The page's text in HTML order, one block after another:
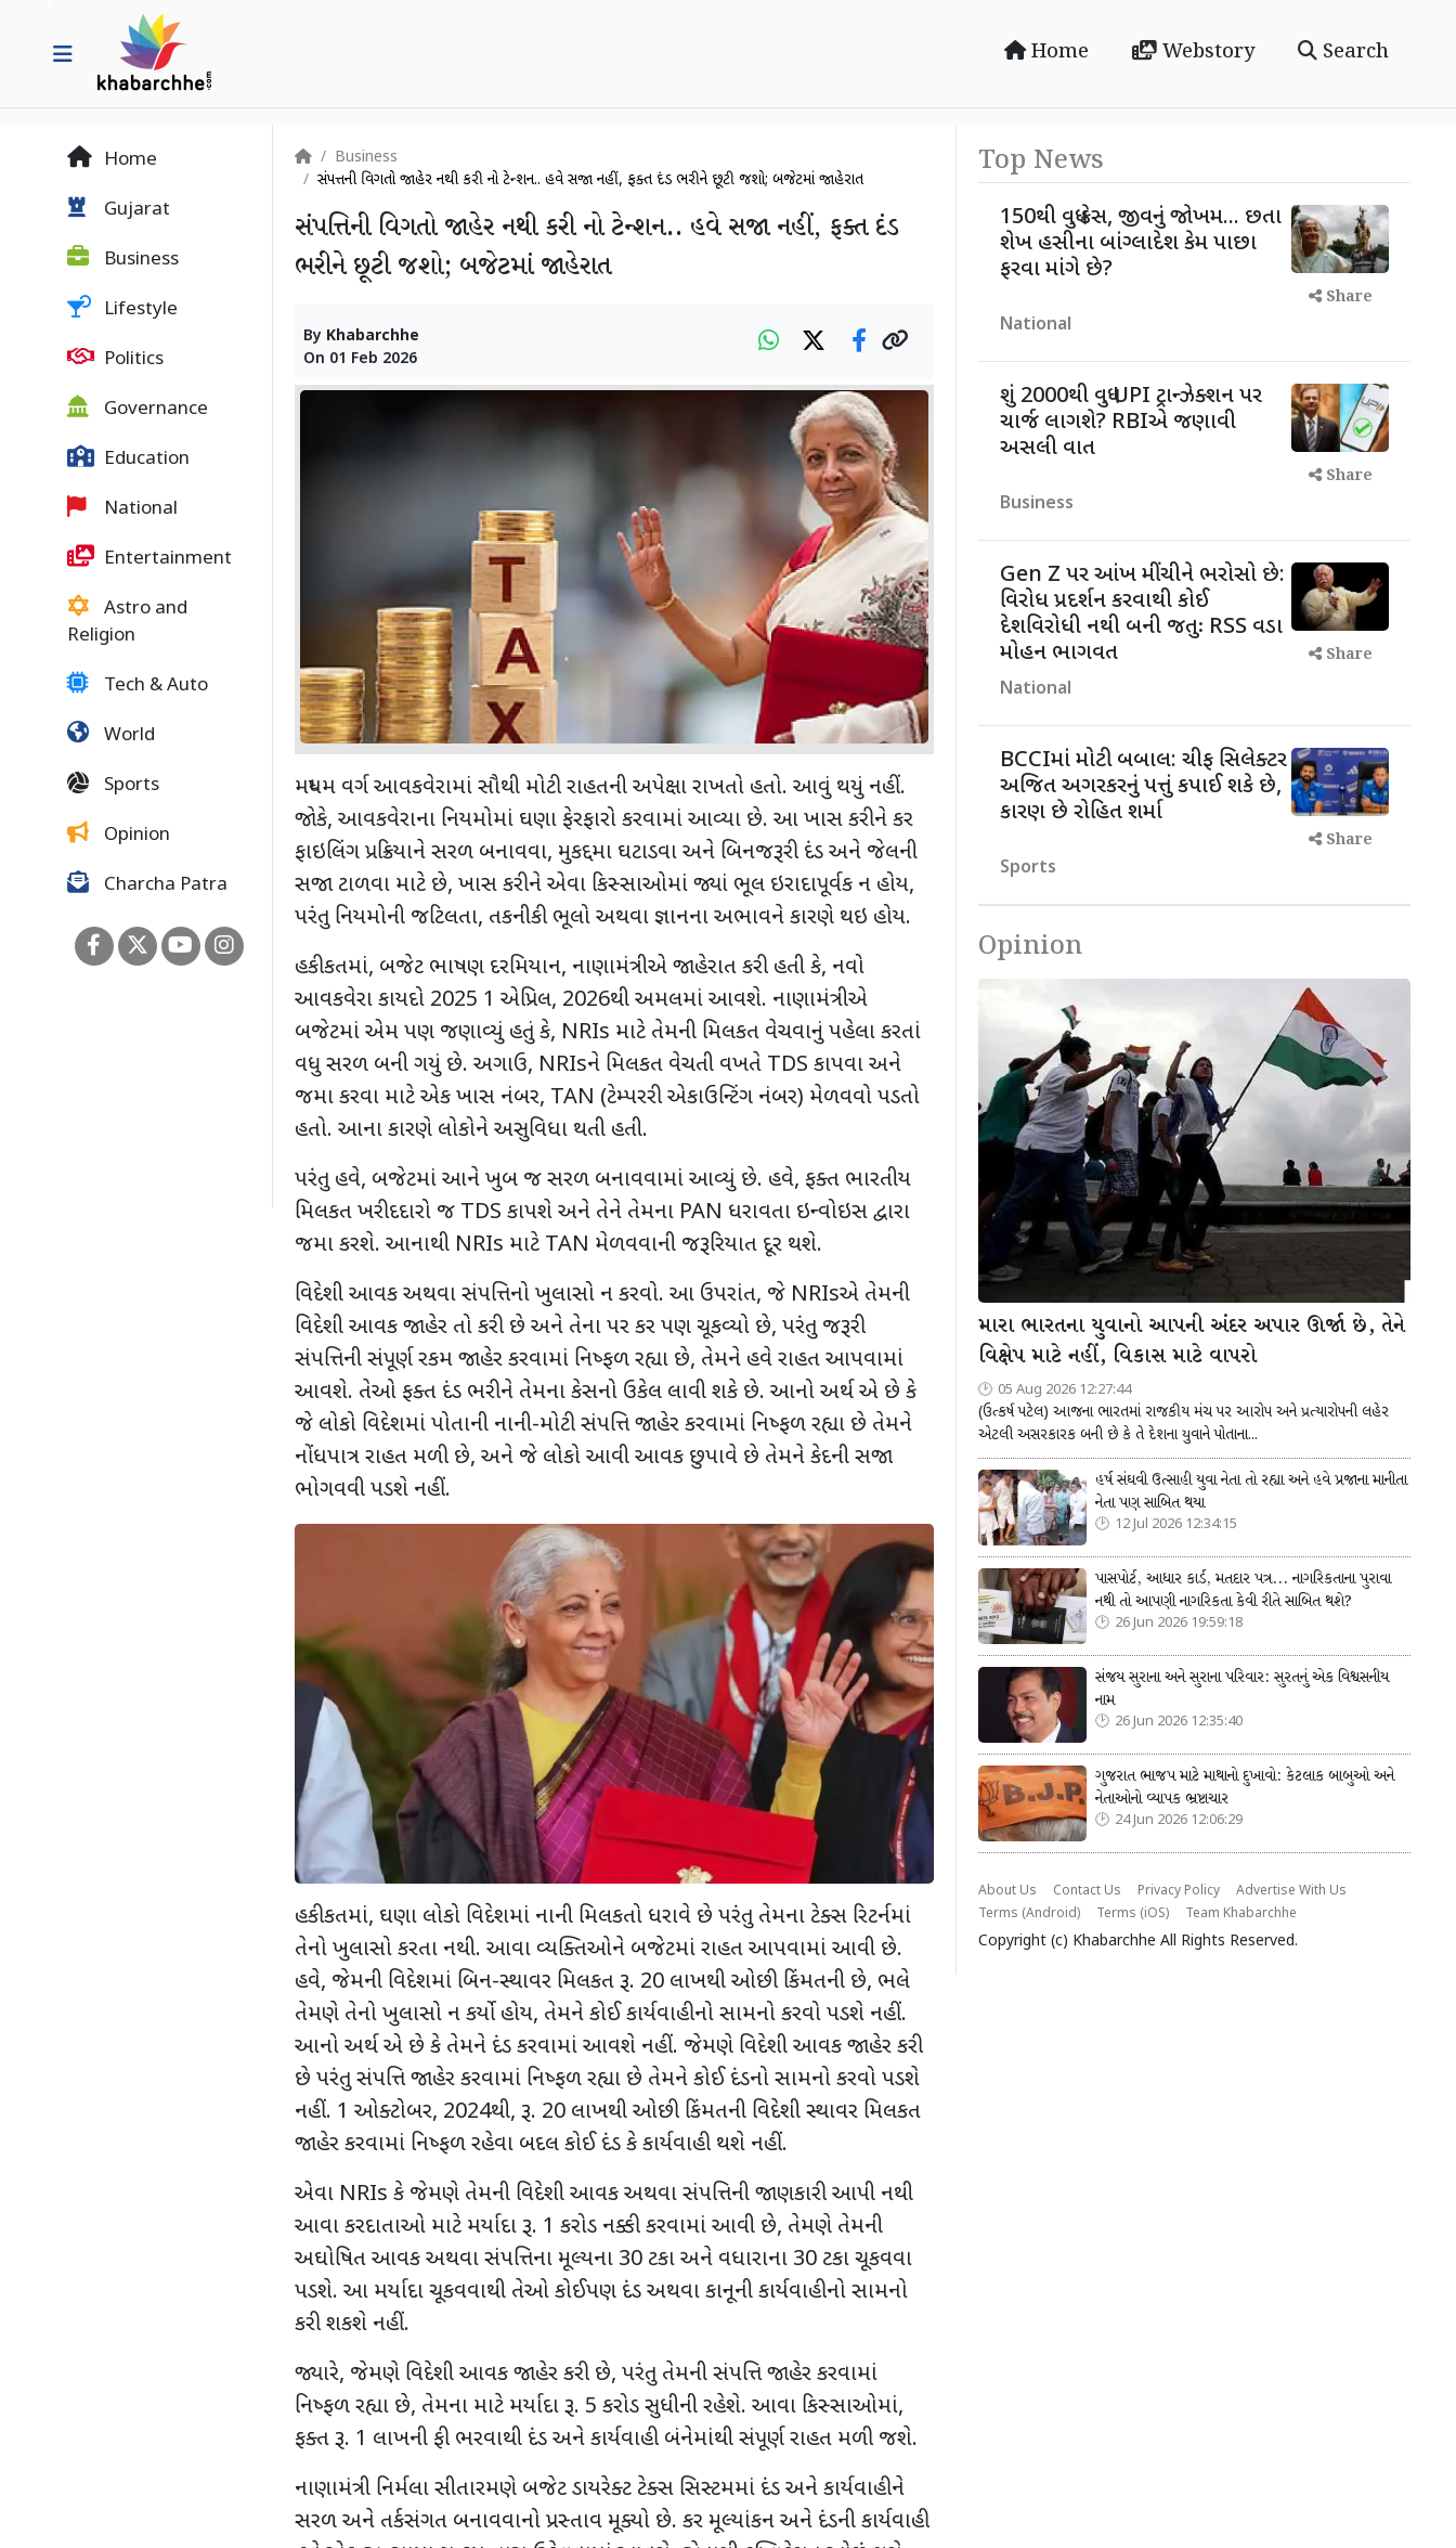
Home Webstory Search
Home
Gujarat
Business
Lifestyle
Politics
Governance
Education
National
Entertainment
Astro and
Religion
Tech & Auto
World
Sports
Opinion
Charcha Patra
Business
સંપત્તિની વિગતો જાહેર નથી કરી નો ટેન્શન.. હવે સજા નહીં, ફક્ત દંડ ભરીને છૂટી જશો; બજેટમાં જાહેરાત
સંપત્તિની વિગતો જાહેર નથી કરી નો ટેન્શન.. હવે સજા નહીં, ફક્ત દંડ
ભરીને છૂટી જશો; બજેટમાં જાહેરાત
By Khabarchhe
On 01 Feb 2026
મધ્યમ વર્ગ આવકવેરામાં સૌથી મોટી રાહતની અપેક્ષા રાખતો હતો. આવું થયું નહીં.
જોકે, આવકવેરાના નિયમોમાં ઘણા ફેરફારો કરવામાં આવ્યા છે. આ ખાસ કરીને કર
ફાઇલિંગ પ્રક્રિયાને સરળ બનાવવા, મુકદ્દમા ઘટાડવા અને બિનજરૂરી દંડ અને જેલની
સજા ટાળવા માટે છે, ખાસ કરીને એવા કિસ્સાઓમાં જ્યાં ભૂલ ઇરાદાપૂર્વક ન હોય,
પરંતુ નિયમોની જટિલતા, તકનીકી ભૂલો અથવા જ્ઞાનના અભાવને કારણે થઇ હોય.
હકીકતમાં, બજેટ ભાષણ દરમિયાન, નાણામંત્રીએ જાહેરાત કરી હતી કે, નવો
આવકવેરા કાયદો 2025 1 એપ્રિલ, 2026થી અમલમાં આવશે. નાણામંત્રીએ
બજેટમાં એમ પણ જણાવ્યું હતું કે, NRIs માટે તેમની મિલકત વેચવાનું પહેલા કરતાં
વધુ સરળ બની ગયું છે. અગાઉ, NRIsને મિલકત વેચતી વખતે TDS કાપવા અને
જમા કરવા માટે એક ખાસ નંબર, TAN (ટેમ્પરરી એકાઉન્ટિંગ નંબર) મેળવવો પડતો
હતો. આના કારણે લોકોને અસુવિધા થતી હતી.
પરંતુ હવે, બજેટમાં આને ખુબ જ સરળ બનાવવામાં આવ્યું છે. હવે, ફક્ત ભારતીય
મિલકત ખરીદદારો જ TDS કાપશે અને તેને તેમના PAN ધરાવતા ઇન્વોઇસ દ્વારા
જમા કરશે. આનાથી NRIs માટે TAN મેળવવાની જરૂરિયાત દૂર થશે.
વિદેશી આવક અથવા સંપત્તિનો ખુલાસો ન કરવો. આ ઉપરાંત, જે NRIsએ તેમની
વિદેશી આવક જાહેર તો કરી છે અને તેના પર કર પણ ચૂકવ્યો છે, પરંતુ જરૂરી
સંપત્તિની સંપૂર્ણ રકમ જાહેર કરવામાં નિષ્ફળ રહ્યા છે, તેમને હવે રાહત આપવામાં
આવશે. તેઓ ફક્ત દંડ ભરીને તેમના કેસનો ઉકેલ લાવી શકે છે. આનો અર્થ એ છે કે
જે લોકો વિદેશમાં પોતાની નાની-મોટી સંપત્તિ જાહેર કરવામાં નિષ્ફળ રહ્યા છે તેમને
નોંધપાત્ર રાહત મળી છે, અને જે લોકો આવી આવક છુપાવે છે તેમને કેદની સજા
ભોગવવી પડશે નહીં.
હકીકતમાં, ઘણા લોકો વિદેશમાં નાની મિલકતો ધરાવે છે પરંતુ તેમના ટેક્સ રિટર્નમાં
તેનો ખુલાસો કરતા નથી. આવા વ્યક્તિઓને બજેટમાં રાહત આપવામાં આવી છે.
હવે, જેમની વિદેશમાં બિન-સ્થાવર મિલકત રૂ. 20 લાખથી ઓછી કિંમતની છે, ભલે
તેમણે તેનો ખુલાસો ન કર્યો હોય, તેમને કોઈ કાર્યવાહીનો સામનો કરવો પડશે નહીં.
આનો અર્થ એ છે કે તેમને દંડ કરવામાં આવશે નહીં. જેમણે વિદેશી આવક જાહેર કરી
છે પરંતુ સંપત્તિ જાહેર કરવામાં નિષ્ફળ રહ્યા છે તેમને કોઈ દંડનો સામનો કરવો પડશે
નહીં. 1 ઓક્ટોબર, 2024થી, રૂ. 20 લાખથી ઓછી કિંમતની વિદેશી સ્થાવર મિલકત
જાહેર કરવામાં નિષ્ફળ રહેવા બદલ કોઈ દંડ કે કાર્યવાહી થશે નહીં.
એવા NRIs કે જેમણે તેમની વિદેશી આવક અથવા સંપત્તિની જાણકારી આપી નથી
આવા કરદાતાઓ માટે મર્યાદા રૂ. 1 કરોડ નક્કી કરવામાં આવી છે, તેમણે તેમની
અઘોષિત આવક અથવા સંપત્તિના મૂલ્યના 30 ટકા અને વધારાના 30 ટકા ચૂકવવા
પડશે. આ મર્યાદા ચૂકવવાથી તેઓ કોઈપણ દંડ અથવા કાનૂની કાર્યવાહીનો સામનો
કરી શકશે નહીં.
જ્યારે, જેમણે વિદેશી આવક જાહેર કરી છે, પરંતુ તેમની સંપત્તિ જાહેર કરવામાં
નિષ્ફળ રહ્યા છે, તેમના માટે મર્યાદા રૂ. 5 કરોડ સુધીની રહેશે. આવા કિસ્સાઓમાં,
ફક્ત રૂ. 1 લાખની ફી ભરવાથી દંડ અને કાર્યવાહી બંનેમાંથી સંપૂર્ણ રાહત મળી જશે.
નાણામંત્રી નિર્મલા સીતારમણે બજેટ ડાયરેક્ટ ટેક્સ સિસ્ટમમાં દંડ અને કાર્યવાહીને
સરળ અને તર્કસંગત બનાવવાનો પ્રસ્તાવ મૂક્યો છે. કર મૂલ્યાંકન અને દંડની કાર્યવાહી
Top News
150થી વધુ કેસ, જીવનું જોખમ... છતા
શેખ હસીના બાંગ્લાદેશ કેમ પાછા
ફરવા માંગે છે?
National
Share
શું 2000થી વધુ UPI ટ્રાન્ઝેક્શન પર
ચાર્જ લાગશે? RBIએ જણાવી
અસલી વાત
Business
Share
Gen Z પર આંખ મીંચીને ભરોસો છે:
વિરોધ પ્રદર્શન કરવાથી કોઈ
દેશવિરોધી નથી બની જતુઃ RSS વડા
મોહન ભાગવત
National
Share
BCCIમાં મોટી બબાલ: ચીફ સિલેક્ટર
અજિત અગરકરનું પત્તું કપાઈ શકે છે,
કારણ છે રોહિત શર્મા
Sports
Share
Opinion
મારા ભારતના યુવાનો આપની અંદર અપાર ઊર્જા છે, તેને
વિક્ષેપ માટે નહીં, વિકાસ માટે વાપરો
05 Aug 2026 12:27:44
(ઉત્કર્ષ પટેલ) આજના ભારતમાં રાજકીય મંચ પર આરોપ અને પ્રત્યારોપની લહેર
એટલી અસરકારક બની છે કે તે દેશના યુવાને પોતાના...
હર્ષ સંઘવી ઉત્સાહી યુવા નેતા તો રહ્યા અને હવે પ્રજાના માનીતા
નેતા પણ સાબિત થયા
12 Jul 2026 12:34:15
પાસપોર્ટ, આધાર કાર્ડ, મતદાર પત્ર... નાગરિકતાના પુરાવા
નથી તો આપણી નાગરિકતા કેવી રીતે સાબિત થશે?
26 Jun 2026 19:59:18
સંજય સુરાના અને સુરાના પરિવાર: સુરતનું એક વિશ્વસનીય
નામ
26 Jun 2026 12:35:40
ગુજરાત ભાજપ માટે માથાનો દુખાવો: કેટલાક બાબુઓ અને
નેતાઓનો વ્યાપક ભ્રષ્ટાચાર
24 Jun 2026 12:06:29
About Us Contact Us Privacy Policy
Advertise With Us
Terms (Android)
Terms (iOS) Team Khabarchhe
Copyright (c) Khabarchhe All Rights Reserved.